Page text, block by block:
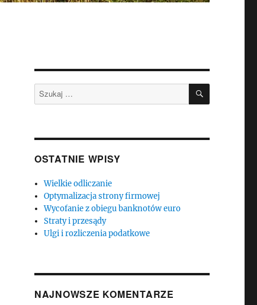
Szukaj: SZUKAJ
OSTATNIE WPISY
Wielkie odliczanie
Optymalizacja strony firmowej
Wycofanie z obiegu banknotów euro
Straty i przesądy
Ulgi i rozliczenia podatkowe
NAJNOWSZE KOMENTARZE